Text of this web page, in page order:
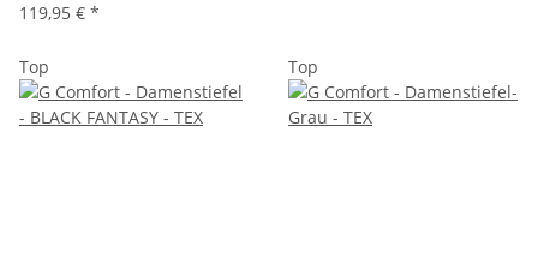
119,95 € *
Top Top